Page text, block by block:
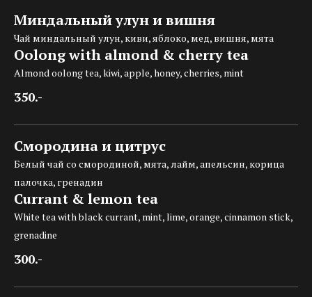
Миндальный улун и вишня
Чай миндальный улун, киви, яблоко, мед, вишня, мята
Oolong with almond & cherry tea
Almond oolong tea, kiwi, apple, honey, cherries, mint
350.-
Смородина и цитрус
Белый чай со смородиной, мята, лайм, апельсин, корица
палочка, гренадин
Currant & lemon tea
White tea with black currant, mint, lime, orange, cinnamon stick,
grenadine
300.-